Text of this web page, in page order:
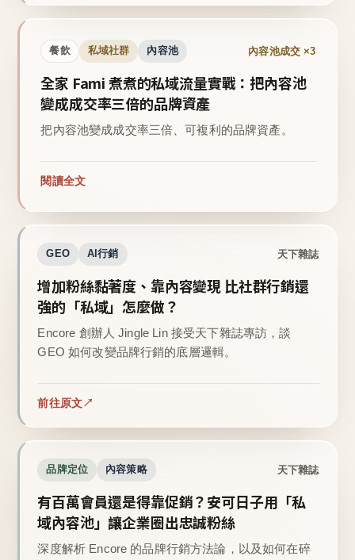
餐飲 私域社群 內容池 內容池成交 ×3
全家 Fami 煮煮的私域流量實戰：把內容池
變成成交率三倍的品牌資產
把內容池變成成交率三倍、可複利的品牌資產。
閱讀全文
GEO AI行銷 天下雜誌
增加粉絲黏著度、靠內容變現 比社群行銷還
強的「私域」怎麼做？
Encore 創辦人 Jingle Lin 接受天下雜誌專訪，談
GEO 如何改變品牌行銷的底層邏輯。
前往原文
品牌定位 內容策略 天下雜誌
有百萬會員還是得靠促銷？安可日子用「私
域內容池」讓企業圈出忠誠粉絲
深度解析 Encore 的品牌行銷方法論，以及如何在碎